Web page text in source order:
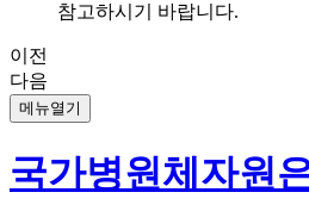
참고하시기 바랍니다.
이전
다음
메뉴열기
국가병원체자원